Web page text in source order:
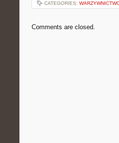
CATEGORIES:
Comments are closed.